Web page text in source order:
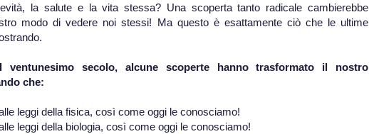
la salute e la vita stessa? Una scoperta tanto radicale cambierebbe
modo di vedere noi stessi! Ma questo è esattamente ciò che le ultime
secolo, alcune scoperte hanno trasformato il nostro
che:
leggi della fisica, così come oggi le conosciamo!
leggi della biologia, così come oggi le conosciamo!